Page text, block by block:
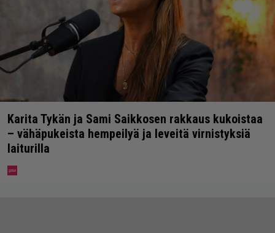
Karita Tykän ja Sami Saikkosen rakkaus kukoistaa
– vähäpukeista hempeilyä ja leveitä virnistyksiä
laiturilla